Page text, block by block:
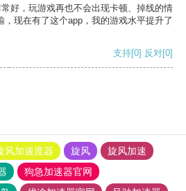
好，玩游戏再也不会出现卡顿、掉线的情
现在有了这个app，我的游戏水平提升了
支持[0] 反对[0]
风加速度器 旋风
旋风加速
狗急加速器官网